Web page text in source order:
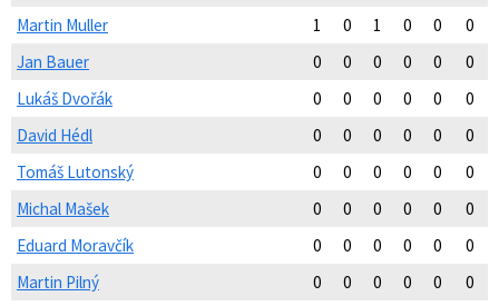
Martin Muller
1 0 1 0 0
0
Jan Bauer
0 0 0 0 0
0
Lukáš Dvořák
0 0 0 0 0
0
David Hédl
0 0 0 0 0
0
Tomáš Lutonský
0 0 0 0 0
0
Michal Mašek
0 0 0 0 0
0
Eduard Moravčík
0 0 0 0 0
0
Martin Pilný
0 0 0 0 0
0